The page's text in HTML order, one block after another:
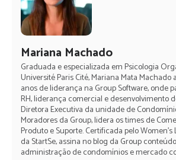
Mariana Machado
Graduada e especializada em Psicologia
Université Paris Cité, Mariana Mata
anos de liderança na Group Software, onde
RH, liderança comercial e desenvolvimento
Diretora Executiva da unidade de
Moradores da Group, lidera os times de
Produto e Suporte. Certificada pelo
da StartSe, assina no blog da Group
administração de condomínios e mercado